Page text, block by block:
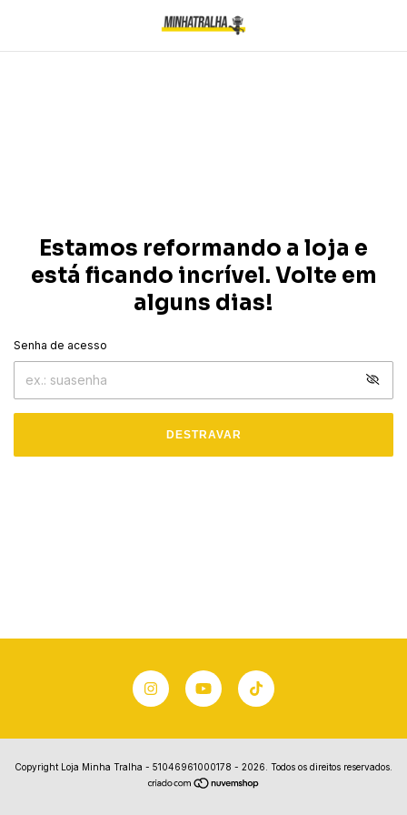
Estamos reformando a loja e
está ficando incrível. Volte em
alguns dias!
Senha de acesso
DESTRAVAR
Copyright Loja Minha Tralha - 51046961000178 - 2026. Todos os direitos reservados.